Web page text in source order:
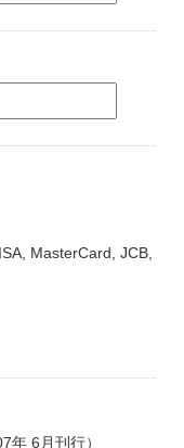
MasterCard, JCB,
年 6月刊行）